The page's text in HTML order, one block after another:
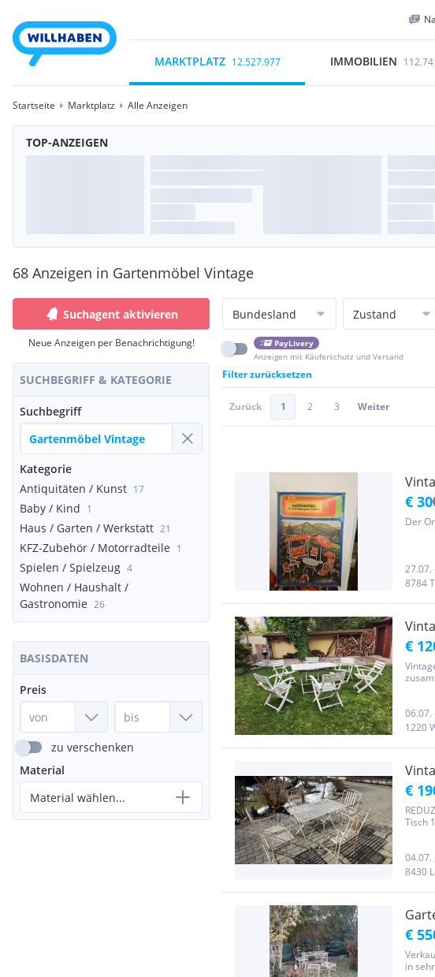
MARKTPLATZ 12.527.977 IMMOBILIEN
Startseite Marktplatz Alle Anzeigen
TOP-ANZEIGEN
68 Anzeigen in Gartenmöbel Vintage
Suchagent aktivieren
Neue Anzeigen per Benachrichtigung!
SUCHBEGRIFF & KATEGORIE
Suchbegriff
Kategorie
Antiquitäten / Kunst 17
Baby / Kind 1
Haus / Garten / Werkstatt 21
KFZ-Zubehör / Motorradteile 1
Spielen / Spielzeug 4
Wohnen / Haushalt /
Gastronomie 26
BASISDATEN
Preis
zu verschenken
Material
Material wählen...
Bundesland Zustand
PayLivery
Anzeigen mit Käuferschutz und Versand
Filter zurücksetzen
Zurück 1 2 3 Weiter
€ 30
Der
27.07.
8784
€
06.07.
1220
€
Tisch
04.07.
8430
€
in